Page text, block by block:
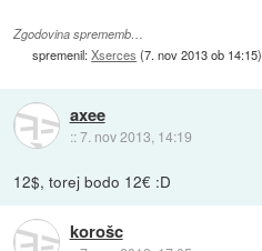
Zgodovina sprememb…
spremenil:Xserces (7. nov 2013 ob 14:15)
axee
::7. nov 2013, 14:19
12$, torej bodo 12€ :D
korošc